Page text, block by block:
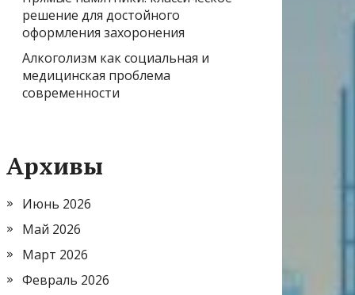
решение для достойного
оформления захоронения
Алкоголизм как социальная и
медицинская проблема
современности
Архивы
Июнь 2026
Май 2026
Март 2026
Февраль 2026